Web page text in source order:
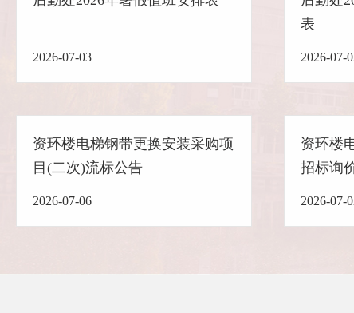
2026-07-03
表
2026-07-
资环楼电梯钢带更换安装采购项
目(二次)流标公告
2026-07-06
资环楼
招标询
2026-07-